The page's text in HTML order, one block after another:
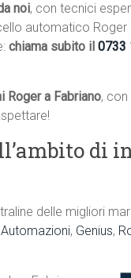
noi, con tecnici
automatico
chiama subito il 0733
Roger a Fabriano,
di
delle migliori
Automazioni, Genius,